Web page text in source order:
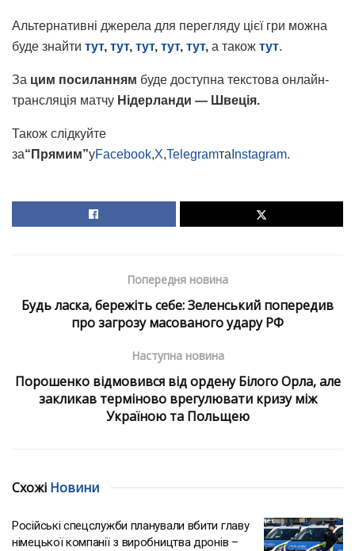
Альтернативні джерела для перегляду цієї гри можна
буде знайти тут, тут, тут, тут, тут, а також тут.
За цим посиланням буде доступна текстова онлайн-
трансляція матчу Нідерланди — Швеція.
Також слідкуйте
за“Прямим”уFacebook,X,Telegramта Instagram.
Попередня новина
Будь ласка, бережіть себе: Зеленський попередив
про загрозу масованого удару РФ
Наступна новина
Порошенко відмовився від ордену Білого Орла, але
закликав терміново врегулювати кризу між
Україною та Польщею
Схожі Новини
Російські спецслужби планували вбити главу
німецької компанії з виробництва дронів –